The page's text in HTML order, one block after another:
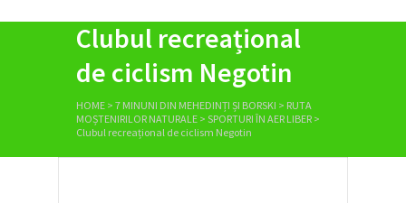
Clubul recreațional
de ciclism Negotin
HOME > 7 MINUNI DIN MEHEDINȚI ȘI BORSKI > RUTA
MOȘTENIRILOR NATURALE > SPORTURI ÎN AER LIBER >
Clubul recreațional de ciclism Negotin